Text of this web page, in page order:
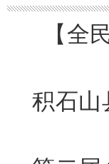
【全
积石山